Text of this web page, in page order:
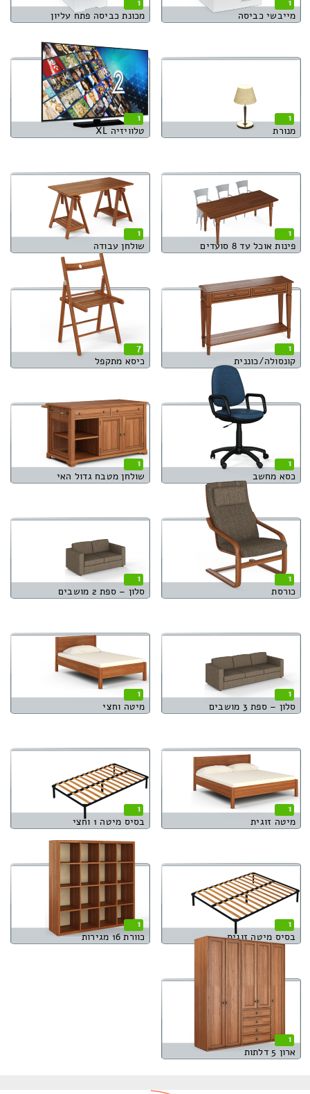
מייבשי כביסה מכונת כביסה פתח עליון
1
מנורת
1
טלוויזיה XL
1
פינות אוכל עד 8 סועדים
1
שולחן עבודה
1
קונסולה/כוננית
7
כיסא מתקפל
1
כסא מחשב
1
שולחן מטבח גדול האי
1
כורסת
1
סלון – ספת 2 מושבים
1
סלון – ספת 3 מושבים
1
מיטה וחצי
1
מיטה זוגית
1
בסיס מיטה 1 וחצי
1
בסיס מיטה זוגית
1
כוורת 16 מגירות
1
ארון 5 דלתות